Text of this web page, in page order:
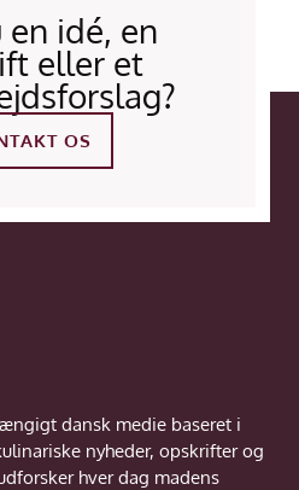
en idé, en
eller et
OS
dansk medie baseret i
nyheder, opskrifter og
hver dag madens